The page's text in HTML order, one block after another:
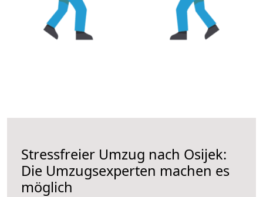
Stressfreier Umzug nach Osijek:
Die Umzugsexperten machen es
möglich